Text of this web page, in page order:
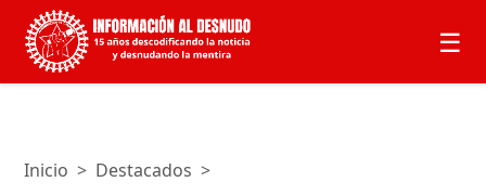
☰
Inicio > Destacados >